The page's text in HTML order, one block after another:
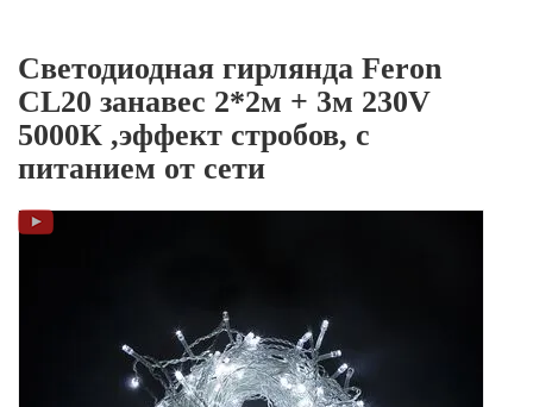
Светодиодная гирлянда Feron
CL20 занавес 2*2м + 3м 230V
5000К ,эффект стробов, c
питанием от сети